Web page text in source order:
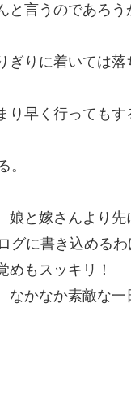
と言うのであろう
りに着いては落
り早く行っても
。
と嫁さんより先
に書き込めるわ
もスッキリ！
かなか素敵な一